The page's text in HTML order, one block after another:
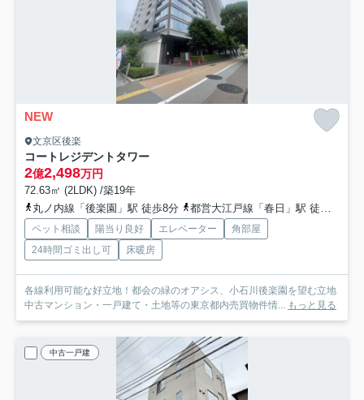
NEW
文京区後楽
コートレジデントタワー
2億2,498万円
72.63㎡ (2LDK) /築19年
丸ノ内線「後楽園」駅 徒歩8分
都営大江戸線「春日」駅 徒歩13分
ペット相談 陽当り良好 エレベーター
角部屋
24時間ゴミ出し可
床暖房
各線利用可能な好立地！都会の緑のオアシス、小石川後楽園を望む立地
中古マンション・一戸建て・土地等の東京都内売買物件情... もっと見る
中古一戸建